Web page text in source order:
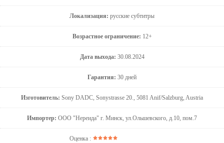
Локализация: русские субтитры
Возрастное ограничение: 12+
Дата выхода: 30.08.2024
Гарантия: 30 дней
Изготовитель: Sony DADC, Sonystrasse 20., 5081 Anif/Salzburg, Austria
Импортер: ООО "Нереида" г. Минск, ул.Ольшевского, д.10, пом.7
Оценка :